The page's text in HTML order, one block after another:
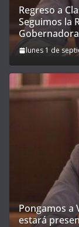
Regreso a
Seguimos la
lunes 1 de
Pongamos a
estará